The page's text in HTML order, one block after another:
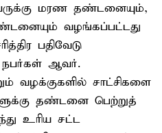
மரண தண்டனையும்,
வழங்கப்பட்டது
பதிவேடு
ஆவர்.
வழக்குகளில் சாட்சிகளை
தண்டனை பெற்றுத்
உரிய சட்ட